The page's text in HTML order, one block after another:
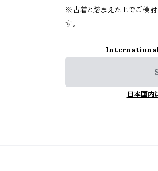
※古着と踏まえた上でご検討
す。
日本国内